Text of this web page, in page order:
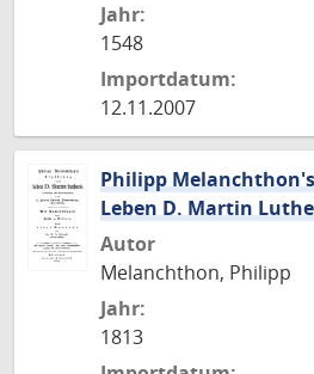
Jahr:
1548
Importdatum:
12.11.2007
Philipp
Leben D. Martin
Autor
Melanchthon, Philipp
Jahr:
1813